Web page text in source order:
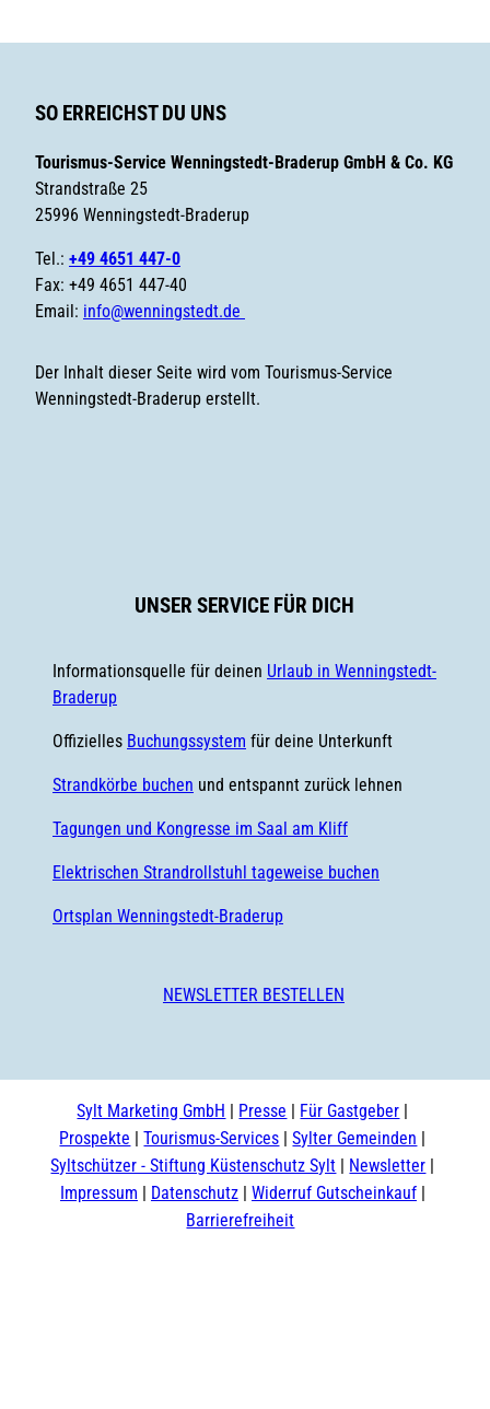
SO ERREICHST DU UNS
Tourismus-Service Wenningstedt-Braderup GmbH & Co. KG
Strandstraße 25
25996 Wenningstedt-Braderup
Tel.: +49 4651 447-0
Fax: +49 4651 447-40
Email: info@wenningstedt.de
Der Inhalt dieser Seite wird vom Tourismus-Service
Wenningstedt-Braderup erstellt.
m
UNSER SERVICE FÜR DICH
Informationsquelle für deinen Urlaub in Wenningstedt-
Braderup
Offizielles Buchungssystem für deine Unterkunft
Strandkörbe buchen und entspannt zurück lehnen
Tagungen und Kongresse im Saal am Kliff
Elektrischen Strandrollstuhl tageweise buchen
Ortsplan Wenningstedt-Braderup
NEWSLETTER BESTELLEN
Sylt Marketing GmbH Presse
Für Gastgeber
Prospekte
Tourismus-Services
Sylter Gemeinden
Syltschützer - Stiftung Küstenschutz Sylt
Newsletter
Impressum
Datenschutz
Widerruf Gutscheinkauf
Barrierefreiheit